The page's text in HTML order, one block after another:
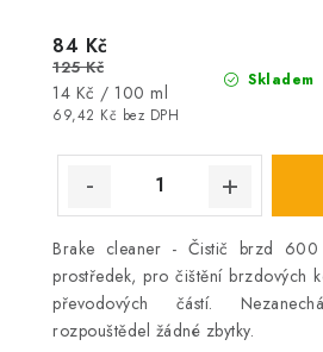
Skladem
69,42 Kč bez DPH
84 Kč
125 Kč
Měrná
cena:
14 Kč / 100 ml
Brake cleaner - Čistič brzd 600
prostředek, pro čištění brzdových
převodových částí.
rozpouštědel žádné zbytky.